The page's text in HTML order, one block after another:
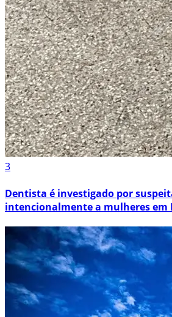
3
Dentista é investigado por
intencionalmente a mulheres em